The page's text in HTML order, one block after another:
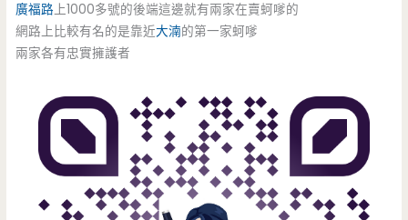
廣福路上1000多號的後端這邊就有兩家在賣蚵嗲的
網路上比較有名的是靠近大湳的第一家蚵嗲
兩家各有忠實擁護者